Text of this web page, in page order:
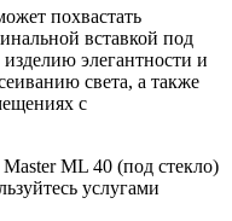
похвастать
вставкой под
элегантности и
света, а также
с
ML 40 (под стекло)
услугами